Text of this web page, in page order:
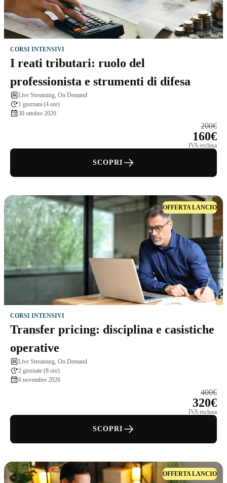
CORSI INTENSIVI
I reati tributari: ruolo del
professionista e strumenti di difesa
Live Streaming, On Demand
1 giornata (4 ore)
30 ottobre 2026
200€
160€
IVA esclusa
SCOPRI
OFFERTA LANCIO
CORSI INTENSIVI
Transfer pricing: disciplina e casistiche
operative
Live Streaming, On Demand
2 giornate (8 ore)
6 novembre 2026
400€
320€
IVA esclusa
SCOPRI
OFFERTA LANCIO